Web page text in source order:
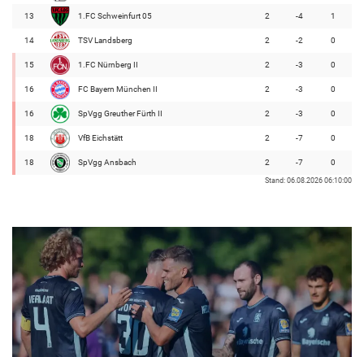
13 1.FC Schweinfurt 05 2 -4 1
14 TSV Landsberg 2 -2 0
15 1.FC Nürnberg II 2 -3 0
16 FC Bayern München II 2 -3 0
16 SpVgg Greuther Fürth II 2 -3 0
18 VfB Eichstätt 2 -7 0
18 SpVgg Ansbach 2 -7 0
Stand: 06.08.2026 06:10:00